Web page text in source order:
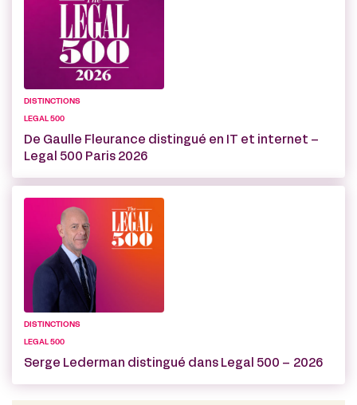
DISTINCTIONS
LEGAL 500
De Gaulle Fleurance distingué en IT et internet –
Legal 500 Paris 2026
DISTINCTIONS
LEGAL 500
Serge Lederman distingué dans Legal 500 – 2026